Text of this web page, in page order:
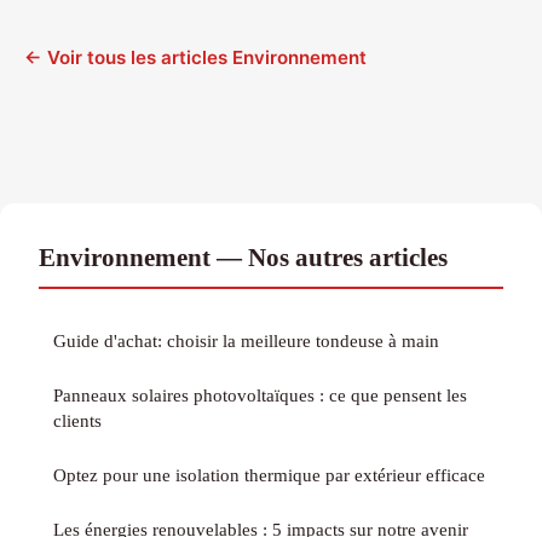
← Voir tous les articles Environnement
Environnement — Nos autres articles
Guide d'achat: choisir la meilleure tondeuse à main
Panneaux solaires photovoltaïques : ce que pensent les
clients
Optez pour une isolation thermique par extérieur efficace
Les énergies renouvelables : 5 impacts sur notre avenir